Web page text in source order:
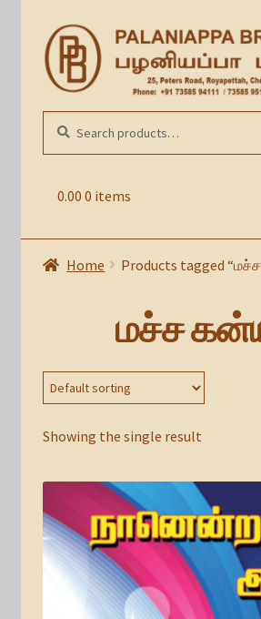
Skip
to
navigation
Skip
to
content
0.00 0 items
for:
Home Products tagged
மச்ச
Showing the single result